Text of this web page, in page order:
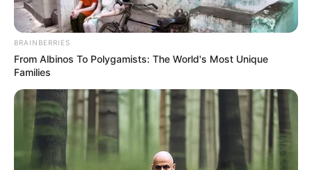
BRAINBERRIES
From Albinos To Polygamists: The World's Most Unique
Families